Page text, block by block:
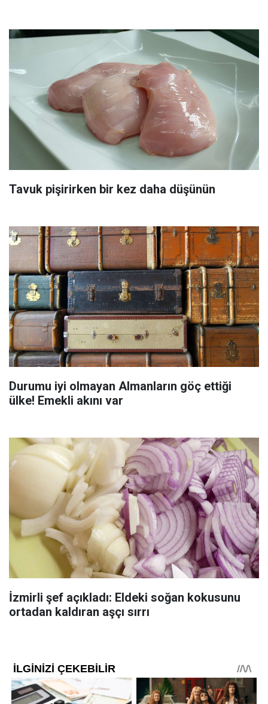
Tavuk pişirirken bir kez daha düşünün
Durumu iyi olmayan Almanların göç ettiği
ülke! Emekli akını var
İzmirli şef açıkladı: Eldeki soğan kokusunu
ortadan kaldıran aşçı sırrı